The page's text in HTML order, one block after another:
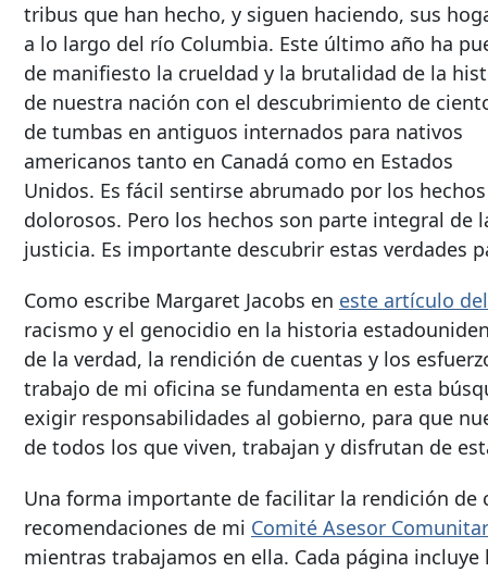
tribus que han hecho, y siguen haciendo, sus
a lo largo del río Columbia. Este último año ha
de manifiesto la crueldad y la brutalidad de la
de nuestra nación con el descubrimiento de
de tumbas en antiguos internados para nativos
americanos tanto en Canadá como en Estados
Unidos. Es fácil sentirse abrumado por los hechos
dolorosos. Pero los hechos son parte integral de
justicia. Es importante descubrir estas verdades
Como escribe Margaret Jacobs en este artículo
racismo y el genocidio en la historia
de la verdad, la rendición de cuentas y los
trabajo de mi oficina se fundamenta en esta
exigir responsabilidades al gobierno, para que
de todos los que viven, trabajan y disfrutan de
Una forma importante de facilitar la rendición de
recomendaciones de mi Comité Asesor
mientras trabajamos en ella. Cada página